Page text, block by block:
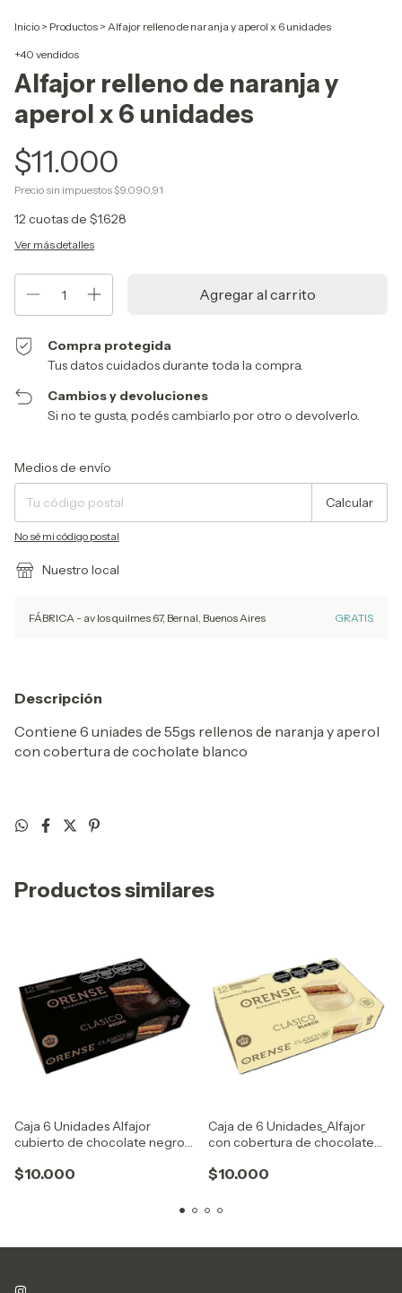
Inicio > Productos > Alfajor relleno de naranja y aperol x 6 unidades
+40 vendidos
Alfajor relleno de naranja y
aperol x 6 unidades
$11.000
Precio sin impuestos $9.090,91
12cuotas de $1.628
Ver más detalles
Compra protegida
Tus datos cuidados durante toda la compra.
Cambios y devoluciones
Si no te gusta, podés cambiarlo por otro o devolverlo.
Entregas para el CP:
Medios de envío
Calcular
No sé mi código postal
Nuestro local
FÁBRICA - av los quilmes 67, Bernal, Buenos Aires GRATIS
Descripción
Contiene 6 uniades de 55gs rellenos de naranja y aperol
con cobertura de cocholate blanco
Productos similares
Caja 6 Unidades Alfajor
cubierto de chocolate negro
$10.000
Caja de 6 Unidades_Alfajor
con cobertura de chocolate
leche
$10.000